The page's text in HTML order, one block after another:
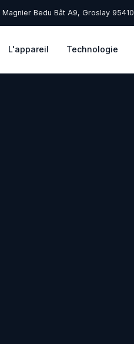
Magnier Bedu Bât A9, Groslay 95410
L'appareil Technologie